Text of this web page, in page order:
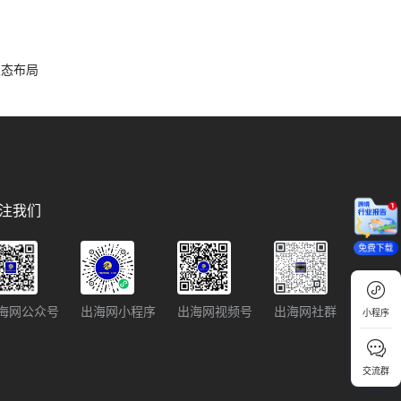
布局
免费下载
小程序
交流群
我们
网公众号 出海网小程序 出海网视频号 出海网社群